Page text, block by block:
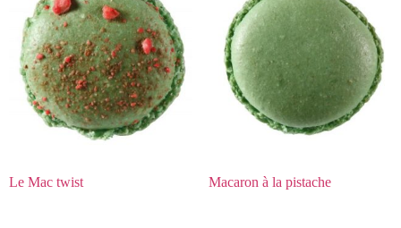
Le Mac twist Macaron à la pistache